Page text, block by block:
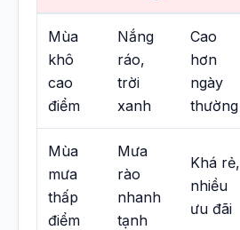
Mùa
khô
cao
điểm
Nắng
ráo,
trời
xanh
Cao
hơn
ngày
thường
Mùa
mưa
thấp
điểm
Mưa
rào
nhanh
tạnh
Khá rẻ,
nhiều
ưu đãi